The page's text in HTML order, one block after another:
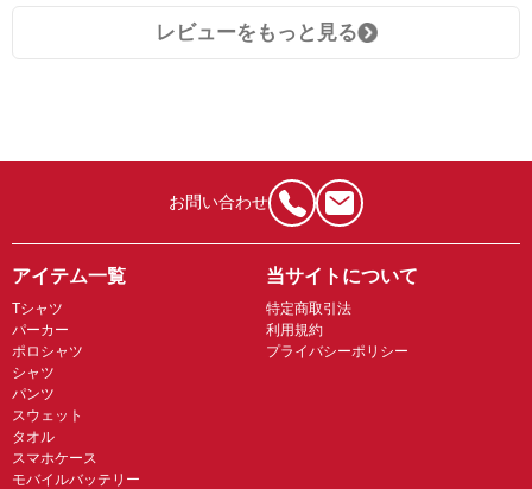
レビューをもっと見る
お問い合わせ
アイテム一覧
Tシャツ
パーカー
ポロシャツ
シャツ
パンツ
スウェット
タオル
スマホケース
モバイルバッテリー
当サイトについて
特定商取引法
利用規約
プライバシーポリシー